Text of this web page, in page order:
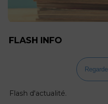
FLASH INFO
Flash d'actualité.